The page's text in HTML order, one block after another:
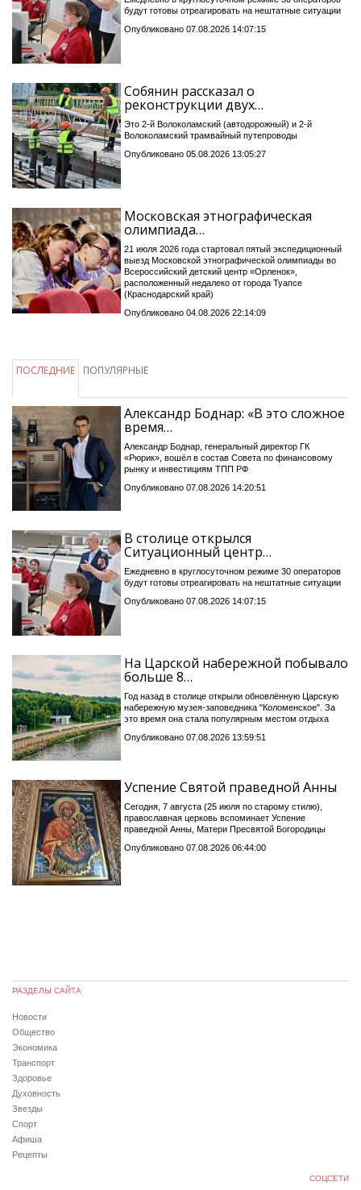
будут готовы отреагировать на нештатные ситуации
Опубликовано 07.08.2026 14:07:15
Собянин рассказал о
реконструкции двух…
Это 2-й Волоколамский (автодорожный) и 2-й
Волоколамский трамвайный путепроводы
Опубликовано 05.08.2026 13:05:27
Московская этнографическая
олимпиада…
21 июля 2026 года стартовал пятый экспедиционный
выезд Московской этнографической олимпиады во
Всероссийский детский центр «Орленок»,
расположенный недалеко от города Туапсе
(Краснодарский край)
Опубликовано 04.08.2026 22:14:09
ПОСЛЕДНИЕ ПОПУЛЯРНЫЕ
Александр Боднар: «В это сложное
время…
Александр Боднар, генеральный директор ГК
«Рюрик», вошёл в состав Совета по финансовому
рынку и инвестициям ТПП РФ
Опубликовано 07.08.2026 14:20:51
В столице открылся
Ситуационный центр…
Ежедневно в круглосуточном режиме 30 операторов
будут готовы отреагировать на нештатные ситуации
Опубликовано 07.08.2026 14:07:15
На Царской набережной побывало
больше 8…
Год назад в столице открыли обновлённую Царскую
набережную музея-заповедника "Коломенское". За
это время она стала популярным местом отдыха
Опубликовано 07.08.2026 13:59:51
Успение Святой праведной Анны
Сегодня, 7 августа (25 июля по старому стилю),
православная церковь вспоминает Успение
праведной Анны, Матери Пресвятой Богородицы
Опубликовано 07.08.2026 06:44:00
РАЗДЕЛЫ САЙТА
Новости
Общество
Экономика
Транспорт
Здоровье
Духовность
Звезды
Спорт
Афиша
Рецепты
СОЦСЕТИ